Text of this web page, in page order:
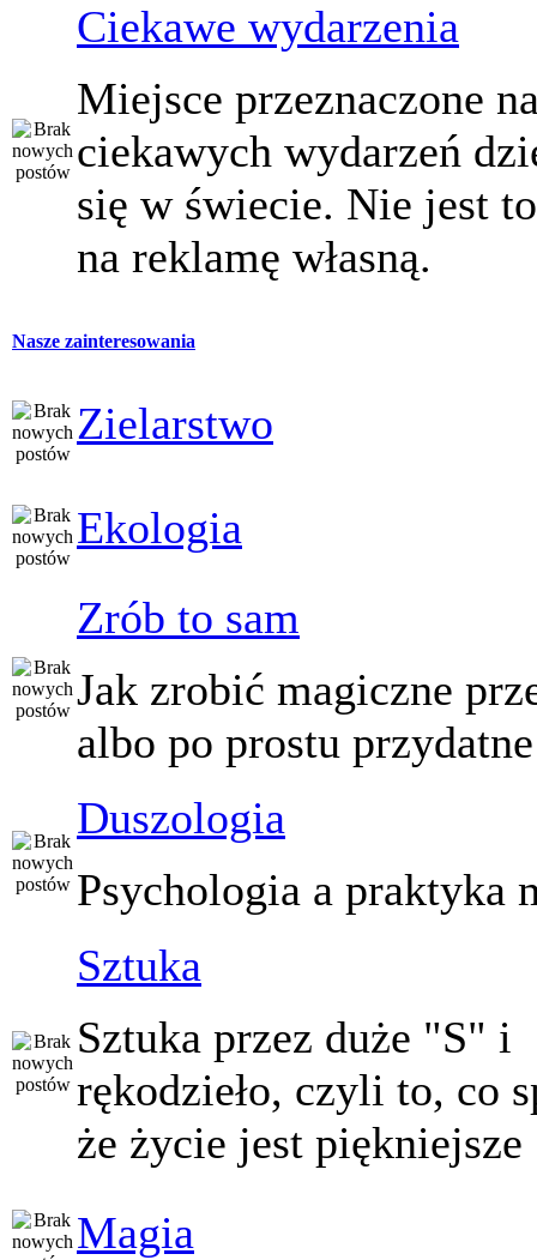
Ciekawe wydarzenia
Miejsce przeznaczone
ciekawych wydarzeń
się w świecie. Nie jest
na reklamę własną.
Nasze zainteresowania
Zielarstwo
Ekologia
Zrób to sam
Jak zrobić magiczne
albo po prostu
Duszologia
Psychologia a praktyka
Sztuka
Sztuka przez duże "S" i
rękodzieło, czyli to, co
że życie jest piękniejsze
Magia